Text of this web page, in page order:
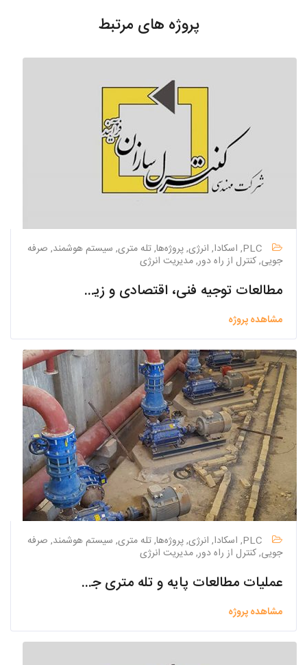
پروژه های مرتبط
PLC, اسکادا, انرژی, پروژه‌ها, تله متری, سیستم هوشمند, صرفه
جویی, کنترل از راه دور, مدیریت انرژی
مطالعات توجیه فنی، اقتصادی و زیست محیطی طرح فاضلاب سودجان
مشاهده پروژه
PLC, اسکادا, انرژی, پروژه‌ها, تله متری, سیستم هوشمند, صرفه
جویی, کنترل از راه دور, مدیریت انرژی
عملیات مطالعات پایه و تله متری جهت تاسیسات آبرسانی روستاهای شهرستان قشم
مشاهده پروژه